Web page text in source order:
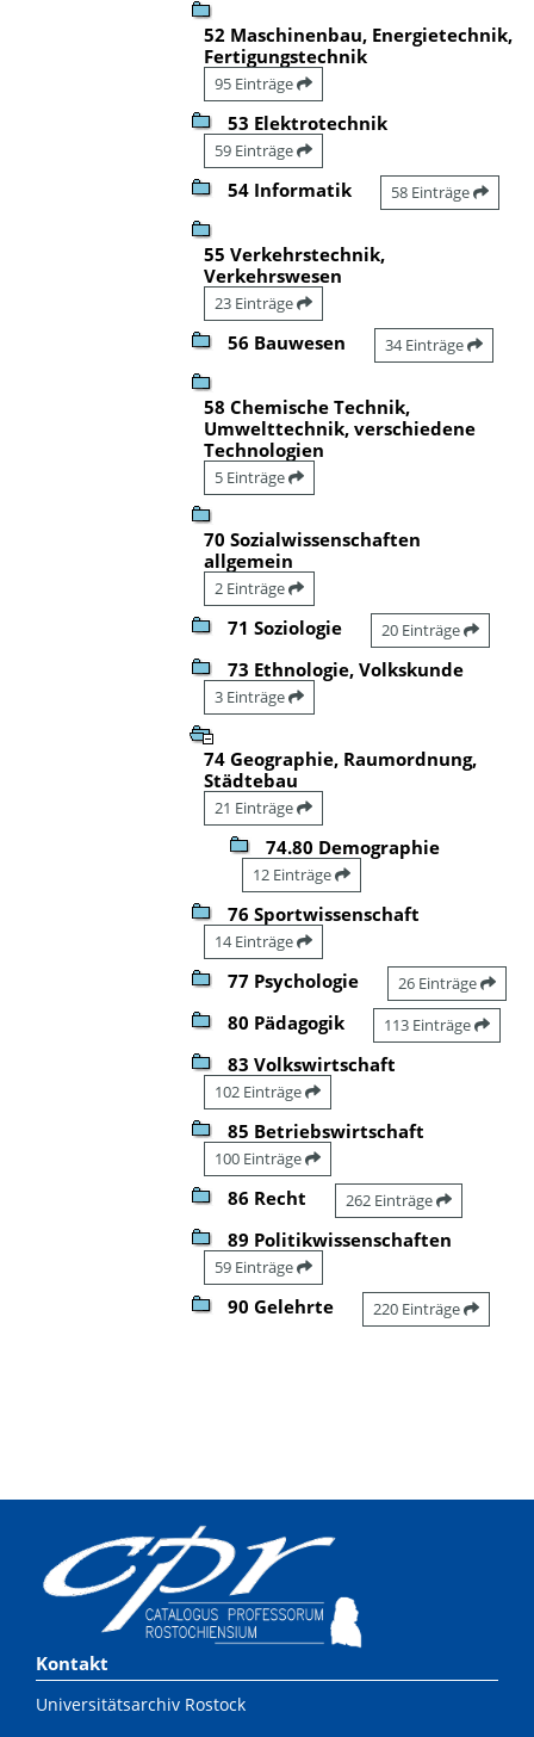
52 Maschinenbau, Energietechnik,
Fertigungstechnik
95 Einträge
53 Elektrotechnik
59 Einträge
54 Informatik 58 Einträge
55 Verkehrstechnik,
Verkehrswesen
23 Einträge
56 Bauwesen 34 Einträge
58 Chemische Technik,
Umwelttechnik, verschiedene
Technologien
5 Einträge
70 Sozialwissenschaften
allgemein
2 Einträge
71 Soziologie 20 Einträge
73 Ethnologie, Volkskunde
3 Einträge
74 Geographie, Raumordnung,
Städtebau
21 Einträge
74.80 Demographie
12 Einträge
76 Sportwissenschaft
14 Einträge
77 Psychologie 26 Einträge
80 Pädagogik 113 Einträge
83 Volkswirtschaft
102 Einträge
85 Betriebswirtschaft
100 Einträge
86 Recht 262 Einträge
89 Politikwissenschaften
59 Einträge
90 Gelehrte 220 Einträge
Kontakt
Universitätsarchiv Rostock